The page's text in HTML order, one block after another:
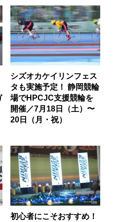
シズオカケイリンフェス
タも実施予定！ 静岡競輪
場でHPCJC支援競輪を
開催／7月18日（土）〜
20日（月・祝）
初心者にこそおすすめ！